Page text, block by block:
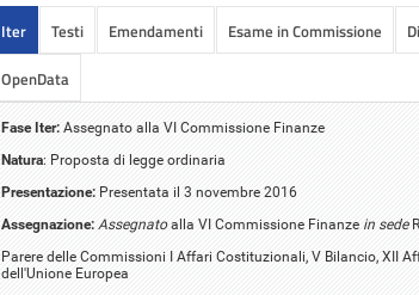
Iter Testi Emendamenti Esame in Commissione
OpenData
Fase Iter: Assegnato alla VI Commissione Finanze
Natura: Proposta di legge ordinaria
Presentazione: Presentata il 3 novembre 2016
Assegnazione: Assegnatoalla VI Commissione Finanze in sede
Parere delle Commissioni I Affari Costituzionali, V Bilancio, XII
dell'Unione Europea